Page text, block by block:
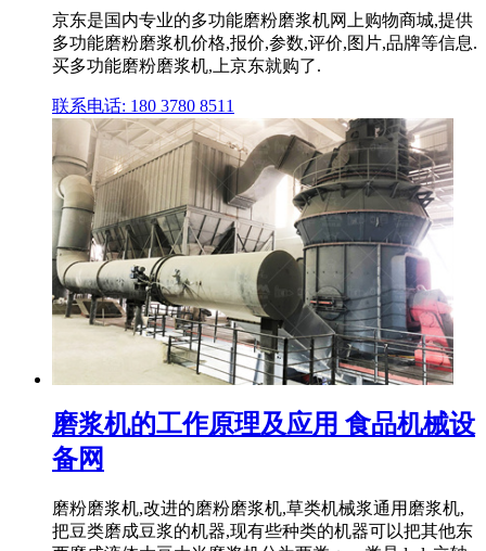
京东是国内专业的多功能磨粉磨浆机网上购物商城,提供
多功能磨粉磨浆机价格,报价,参数,评价,图片,品牌等信息.
买多功能磨粉磨浆机,上京东就购了.
联系电话: 180 3780 8511
磨浆机的工作原理及应用 食品机械设
备网
磨粉磨浆机,改进的磨粉磨浆机,草类机械浆通用磨浆机,
把豆类磨成豆浆的机器,现有些种类的机器可以把其他东